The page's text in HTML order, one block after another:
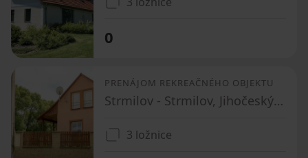
0
PRENÁJOM REKREAČNÉHO OBJEKTU
Strmilov - Strmilov, Jihočeský kraj
3 ložnice